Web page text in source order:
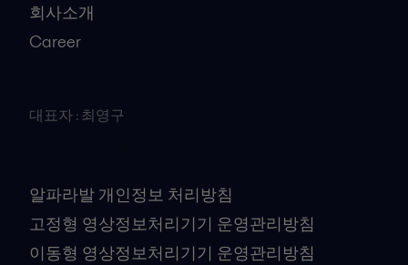
회사소개
Career
대표자 : 최영구
알파라발 개인정보 처리방침
고정형 영상정보처리기기 운영관리방침
이동형 영상정보처리기기 운영관리방침